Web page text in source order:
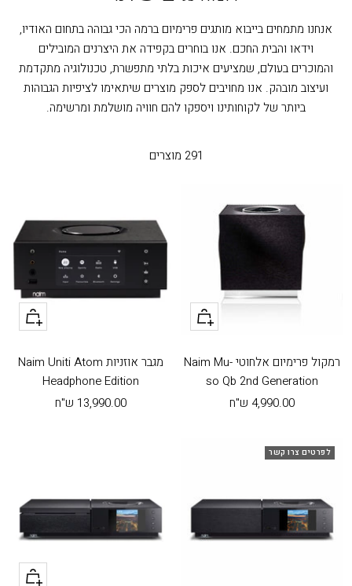
אנחנו מתמחים בייבוא מותגים פרימיום ברמה הכי גבוהה בתחום האודיו,
וידאו והבית החכם. אנו בוחרים בקפידה את היצרנים המובילים
והמוכרים בעולם, שמציעים איכות בלתי מתפשרת, טכנולוגיה מתקדמת
ועיצוב מובהק. אנו מחויבים לספק מוצרים שיתאימו לציפיות הגבוהות
ביותר של לקוחותינו ויספקו להם חוויה מושלמת ומרשימה.
291 מוצרים
+
הוסף
לעגלה
רמקול פרימיום אלחוטי Naim Mu-
so Qb 2nd Generation
מחיר
4,990.00 ש"ח
+
הוסף
לעגלה
מגבר אוזניות Naim Uniti Atom
Headphone Edition
מחיר
13,990.00 ש"ח
לפרטים צרו קשר
+